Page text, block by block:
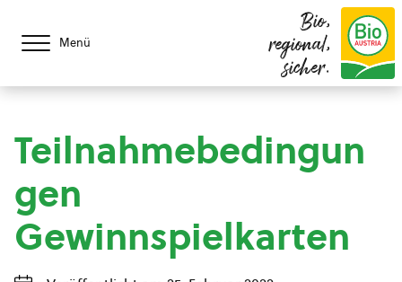
Menü
Bio,
regional,
sicher.
Teilnahmebedingun
gen
Gewinnspielkarten